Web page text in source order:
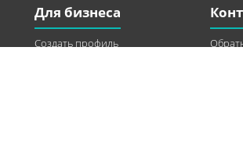
Для бизнеса
Создать профиль